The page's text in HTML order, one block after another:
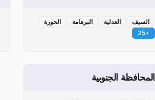
السيف العدلية البرهامة
الحورة
+
25
المحافظة الجنوبية